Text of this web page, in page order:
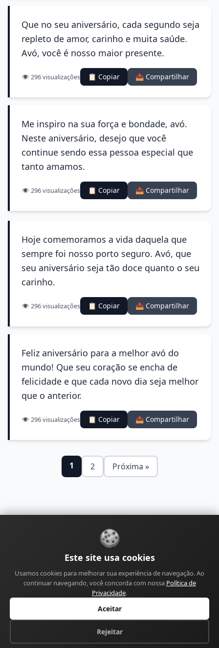
Que no seu aniversário, cada segundo seja
repleto de amor, carinho e muita saúde.
Avó, você é nosso maior presente.
👁️ 296 visualizações 📋 Copiar 📤 Compartilhar
Me inspiro na sua força e bondade, avó.
Neste aniversário, desejo que você
continue sendo essa pessoa especial que
tanto amamos.
👁️ 296 visualizações 📋 Copiar 📤 Compartilhar
Hoje comemoramos a vida daquela que
sempre foi nosso porto seguro. Avó, que
seu aniversário seja tão doce quanto o seu
carinho.
👁️ 296 visualizações 📋 Copiar 📤 Compartilhar
Feliz aniversário para a melhor avó do
mundo! Que seu coração se encha de
felicidade e que cada novo dia seja melhor
que o anterior.
👁️ 296 visualizações 📋 Copiar 📤 Compartilhar
1 2 Próxima »
ContatoPolítica de Privacidade
Política de Correções Política de Monetização
Perfil do AutorTermos de UsoSiteSitemap
© 2026 Canal Mensagens de Aniversário. Todos os
direitos reservados.
🍪
Este site usa cookies
Usamos cookies para melhorar sua experiência de navegação. Ao
continuar navegando, você concorda com nossa Política de
Privacidade.
Aceitar
Rejeitar